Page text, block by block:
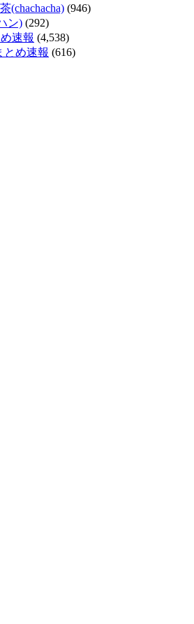
(chachacha) (946)
ン) (292)
速報 (4,538)
とめ速報 (616)